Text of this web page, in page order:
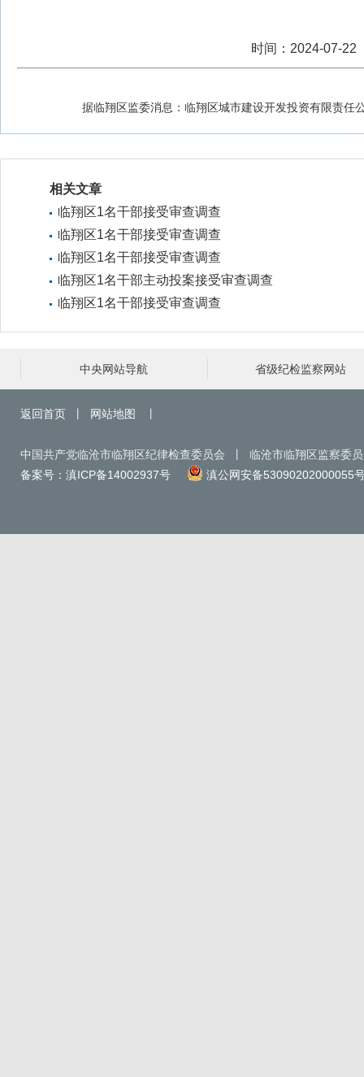
时间：2024-07-
据临翔区监委消息：临翔区城市建设开发投资有限责任
相关文章
临翔区1名干部接受审查调查
临翔区1名干部接受审查调查
临翔区1名干部接受审查调查
临翔区1名干部主动投案接受审查调查
临翔区1名干部接受审查调查
中央网站导航 省级纪检监察网站
返回首页 网站地图
中国共产党临沧市临翔区纪律检查委员会 丨 临沧市临翔区监察委
备案号：滇ICP备14002937号
滇公网安备53090202000055